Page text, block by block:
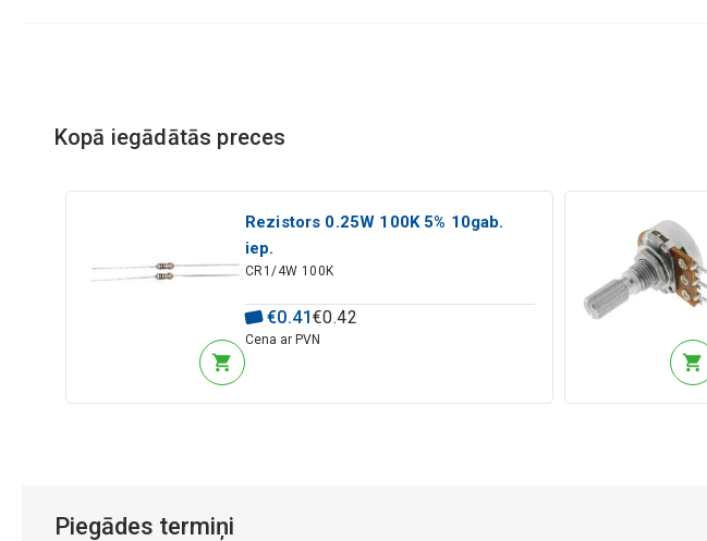
Kopā iegādātās preces
Rezistors 0.25W 100K 5% 10gab.
iep.
CR1/4W 100K
€0.41€0.42
Cena ar PVN
Piegādes termiņi